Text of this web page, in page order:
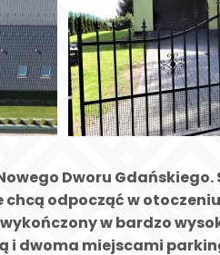
Dworu
odpocząć w
w bardzo
i dwoma miejscami